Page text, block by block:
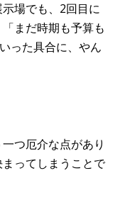
場でも、2回目に
まだ時期も予算も
った具合に、やん
つ厄介な点があり
ってしまうことで